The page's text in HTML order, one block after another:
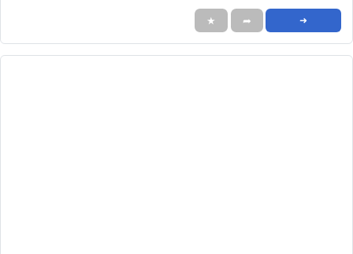
★ ➦ ➜